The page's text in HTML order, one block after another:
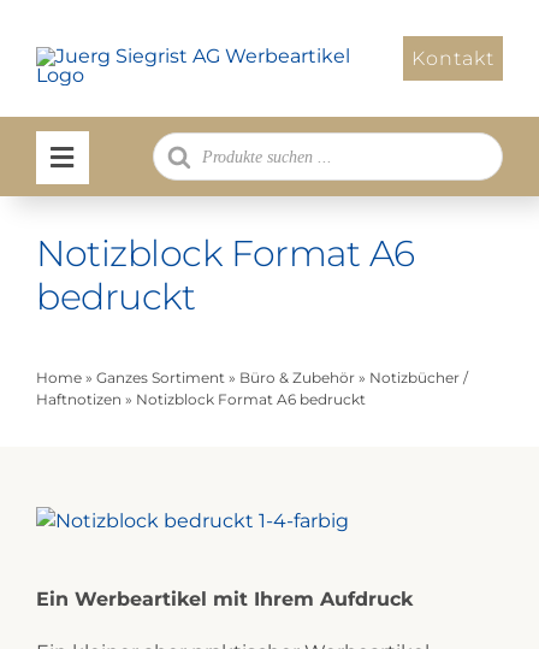
Inhalt
springen
Kontakt
Products
search
Notizblock Format A6
bedruckt
Home» Ganzes Sortiment» Büro & Zubehör» Notizbücher /
Haftnotizen » Notizblock Format A6 bedruckt
Ein Werbeartikel mit Ihrem Aufdruck